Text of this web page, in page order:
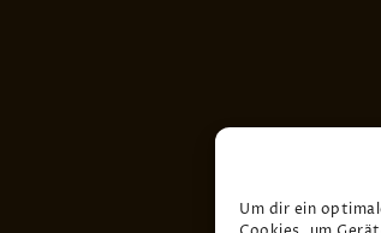
Um dir ein